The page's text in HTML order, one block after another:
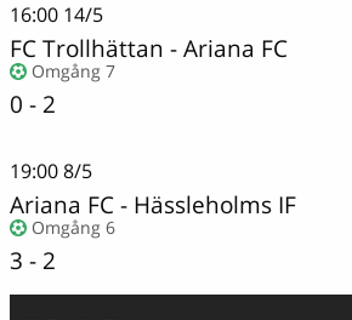
16:00 14/5
FC Trollhättan -Ariana FC
Omgång 7
0 - 2
19:008/5
Ariana FC- Hässleholms IF
Omgång 6
3 - 2